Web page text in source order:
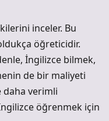
inceler. Bu
öğreticidir.
İngilizce bilmek,
de bir maliyeti
daha verimli
öğrenmek için